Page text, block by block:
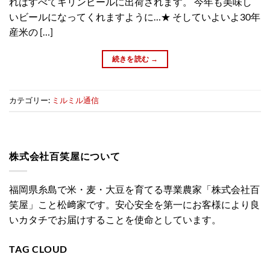
いビールになってくれますように…★ そしていよいよ30年
産米の […]
続きを読む →
カテゴリー: ミルミル通信
株式会社百笑屋について
福岡県糸島で米・麦・大豆を育てる専業農家「株式会社百
笑屋」こと松﨑家です。安心安全を第一にお客様により良
いカタチでお届けすることを使命としています。
TAG CLOUD